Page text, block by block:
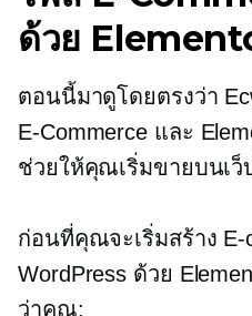
ด้วย
ตอนนี้มาดูโดยตรงว่า
E-Commerce และ
ช่วยให้คุณเริ่มขายบนเ
ก่อนที่คุณจะเริ่มสร้าง E-
WordPress ด้วย
ว่าคุณ: